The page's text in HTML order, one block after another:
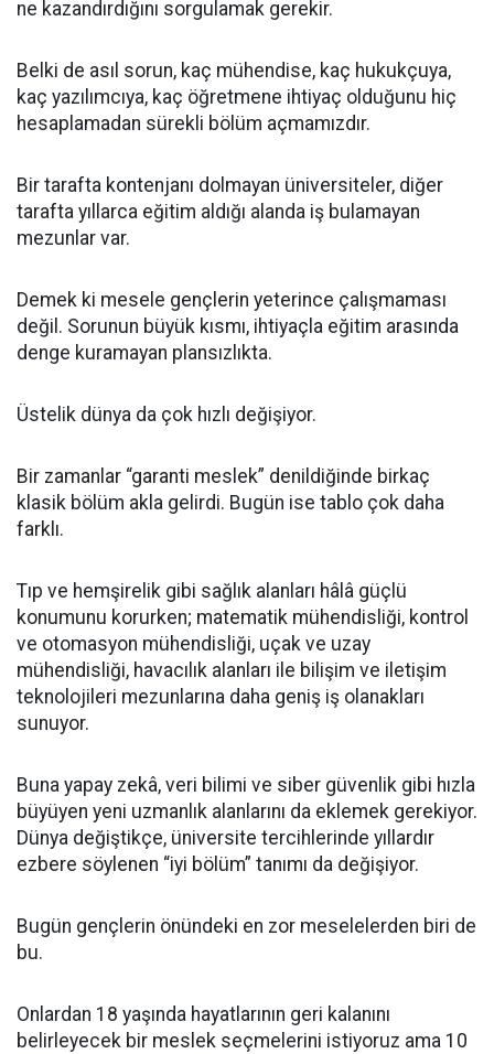
ne kazandırdığını sorgulamak gerekir.
Belki de asıl sorun, kaç mühendise, kaç hukukçuya,
kaç yazılımcıya, kaç öğretmene ihtiyaç olduğunu hiç
hesaplamadan sürekli bölüm açmamızdır.
Bir tarafta kontenjanı dolmayan üniversiteler, diğer
tarafta yıllarca eğitim aldığı alanda iş bulamayan
mezunlar var.
Demek ki mesele gençlerin yeterince çalışmaması
değil. Sorunun büyük kısmı, ihtiyaçla eğitim arasında
denge kuramayan plansızlıkta.
Üstelik dünya da çok hızlı değişiyor.
Bir zamanlar “garanti meslek” denildiğinde birkaç
klasik bölüm akla gelirdi. Bugün ise tablo çok daha
farklı.
Tıp ve hemşirelik gibi sağlık alanları hâlâ güçlü
konumunu korurken; matematik mühendisliği, kontrol
ve otomasyon mühendisliği, uçak ve uzay
mühendisliği, havacılık alanları ile bilişim ve iletişim
teknolojileri mezunlarına daha geniş iş olanakları
sunuyor.
Buna yapay zekâ, veri bilimi ve siber güvenlik gibi hızla
büyüyen yeni uzmanlık alanlarını da eklemek gerekiyor.
Dünya değiştikçe, üniversite tercihlerinde yıllardır
ezbere söylenen “iyi bölüm” tanımı da değişiyor.
Bugün gençlerin önündeki en zor meselelerden biri de
bu.
Onlardan 18 yaşında hayatlarının geri kalanını
belirleyecek bir meslek seçmelerini istiyoruz ama 10